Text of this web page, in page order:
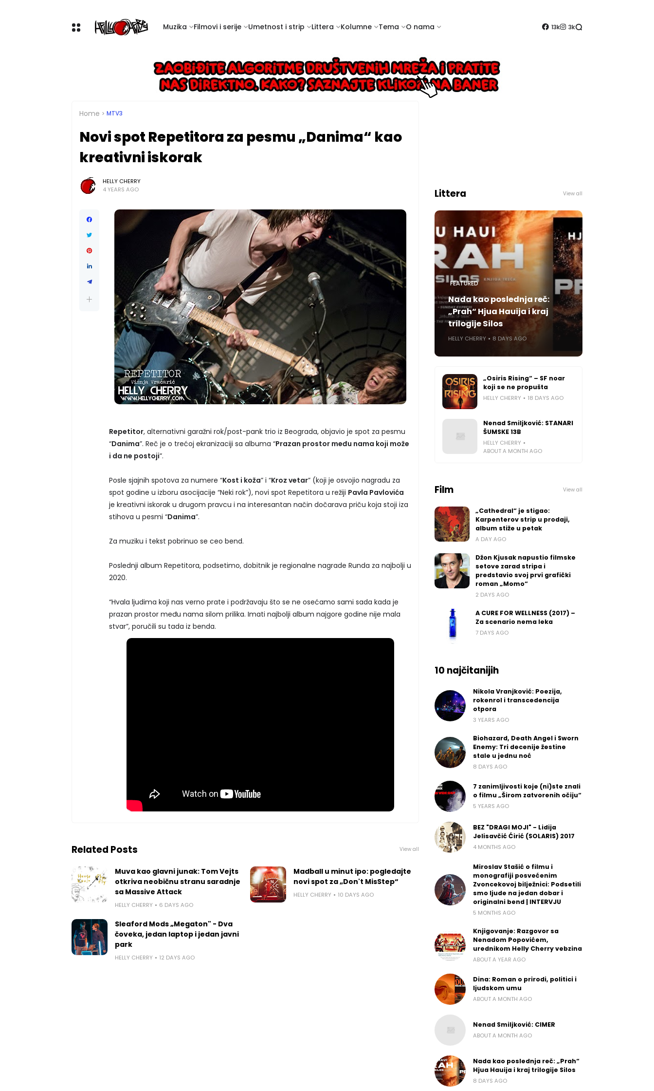
Muzika Filmovi i serije Umetnost i strip Littera Kolumne Tema O nama 13k 3k
Home MTV3
Novi spot Repetitora za pesmu „Danima“ kao
kreativni iskorak
HELLY CHERRY
4 YEARS AGO
Repetitor, alternativni garažni rok/post-pank trio iz Beograda, objavio je spot za pesmu
“Danima”. Reč je o trećoj ekranizaciji sa albuma “Prazan prostor među nama koji može
i da ne postoji”.
Posle sjajnih spotova za numere “Kost i koža” i “Kroz vetar” (koji je osvojio nagradu za
spot godine u izboru asocijacije “Neki rok”), novi spot Repetitora u režiji Pavla Pavlovića
je kreativni iskorak u drugom pravcu i na interesantan način dočarava priču koja stoji iza
stihova u pesmi “Danima”.
Za muziku i tekst pobrinuo se ceo bend.
Poslednji album Repetitora, podsetimo, dobitnik je regionalne nagrade Runda za najbolji u
2020.
“Hvala ljudima koji nas verno prate i podržavaju što se ne osećamo sami sada kada je
prazan prostor među nama silom prilika. Imati najbolji album najgore godine nije mala
stvar”, poručili su tada iz benda.
Related Posts View all
Muva kao glavni junak: Tom Vejts
otkriva neobičnu stranu saradnje
sa Massive Attack
HELLY CHERRY 6 DAYS AGO
Madball u minut ipo: pogledajte
novi spot za „Don't MisStep“
HELLY CHERRY 10 DAYS AGO
Sleaford Mods „Megaton" - Dva
čoveka, jedan laptop i jedan javni
park
HELLY CHERRY 12 DAYS AGO
Littera View all
FEATURED
Nada kao poslednja reč:
„Prah“ Hjua Hauija i kraj
trilogije Silos
HELLY CHERRY 8 DAYS AGO
„Osiris Rising“ – SF noar
koji se ne propušta
HELLY CHERRY 18 DAYS AGO
Nenad Smiljković: STANARI
ŠUMSKE 13B
HELLY CHERRY
ABOUT A MONTH AGO
Film View all
„Cathedral“ je stigao:
Karpenterov strip u prodaji,
album stiže u petak
A DAY AGO
Džon Kjusak napustio filmske
setove zarad stripa i
predstavio svoj prvi grafički
roman „Momo“
2 DAYS AGO
A CURE FOR WELLNESS (2017) –
Za scenario nema leka
7 DAYS AGO
10 najčitanijih
Nikola Vranjković: Poezija,
rokenrol i transcedencija
otpora
3 YEARS AGO
Biohazard, Death Angel i Sworn
Enemy: Tri decenije žestine
stale u jednu noć
8 DAYS AGO
7 zanimljivosti koje (ni)ste znali
o filmu „Širom zatvorenih očiju“
5 YEARS AGO
BEZ "DRAGI MOJI" - Lidija
Jelisavčić Ćirić (SOLARIS) 2017
4 MONTHS AGO
Miroslav Stašić o filmu i
monografiji posvećenim
Zvoncekovoj bilježnici: Podsetili
smo ljude na jedan dobar i
originalni bend | INTERVJU
5 MONTHS AGO
Knjigovanje: Razgovor sa
Nenadom Popovićem,
urednikom Helly Cherry vebzina
ABOUT A YEAR AGO
Dina: Roman o prirodi, politici i
ljudskom umu
ABOUT A MONTH AGO
Nenad Smiljković: CIMER
ABOUT A MONTH AGO
Nada kao poslednja reč: „Prah“
Hjua Hauija i kraj trilogije Silos
8 DAYS AGO